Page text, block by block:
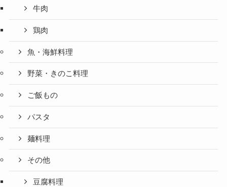
牛肉
鶏肉
魚・海鮮料理
野菜・きのこ料理
ご飯もの
パスタ
麺料理
その他
豆腐料理